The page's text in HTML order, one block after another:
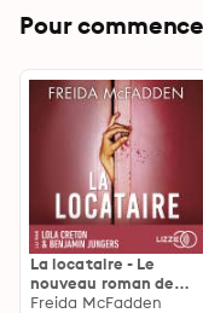
Pour
La locataire - Le
nouveau roman de
l'autrice de La femme
Freida McFadden